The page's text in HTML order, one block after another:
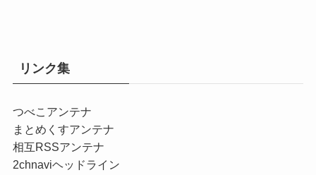
リンク集
つべこアンテナ
まとめくすアンテナ
相互RSSアンテナ
2chnaviヘッドライン